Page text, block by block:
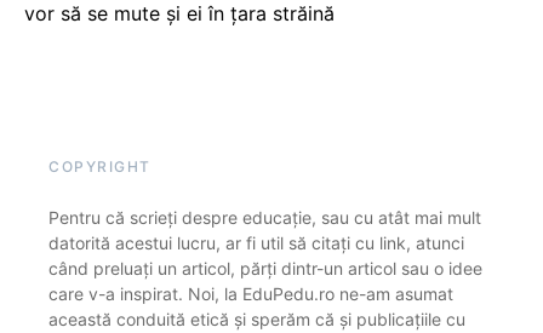
vor să se mute și ei în țara străină
COPYRIGHT
Pentru că scrieți despre educație, sau cu atât mai mult
datorită acestui lucru, ar fi util să citați cu link, atunci
când preluați un articol, părți dintr-un articol sau o idee
care v-a inspirat. Noi, la EduPedu.ro ne-am asumat
această conduită etică și sperăm că și publicațiile cu